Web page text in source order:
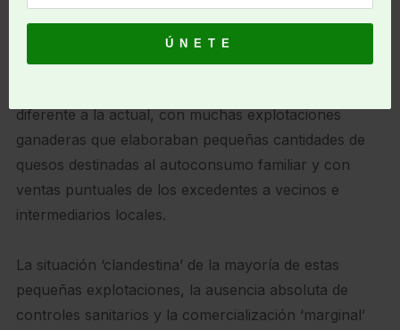
¿Cuál es su balance profesional en este campo?
Recorriendo las distintas regiones queseras
diferente a la actual, con muchas explotaciones
ganaderas que elaboraban pequeñas cantidades de
quesos destinadas al autoconsumo familiar y con
ventas puntuales de los excedentes a vecinos e
intermediarios locales.
La situación ‘clandestina’ de la mayoría de estas
pequeñas explotaciones, la ausencia absoluta de
controles sanitarios y la comercialización ‘marginal’